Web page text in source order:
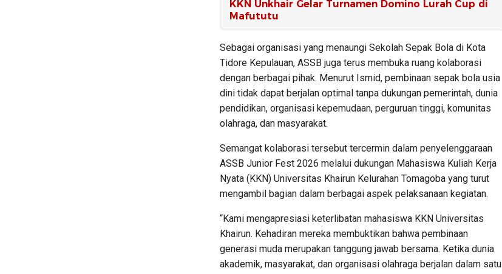
KKN Unkhair Gelar Turnamen Domino Lurah Cup di
Mafututu
Sebagai organisasi yang menaungi Sekolah Sepak Bola di Kota
Tidore Kepulauan, ASSB juga terus membuka ruang kolaborasi
dengan berbagai pihak. Menurut Ismid, pembinaan sepak bola usia
dini tidak dapat berjalan optimal tanpa dukungan pemerintah, dunia
pendidikan, organisasi kepemudaan, perguruan tinggi, komunitas
olahraga, dan masyarakat.
Semangat kolaborasi tersebut tercermin dalam penyelenggaraan
ASSB Junior Fest 2026 melalui dukungan Mahasiswa Kuliah Kerja
Nyata (KKN) Universitas Khairun Kelurahan Tomagoba yang turut
mengambil bagian dalam berbagai aspek pelaksanaan kegiatan.
“Kami mengapresiasi keterlibatan mahasiswa KKN Universitas
Khairun. Kehadiran mereka membuktikan bahwa pembinaan
generasi muda merupakan tanggung jawab bersama. Ketika dunia
akademik, masyarakat, dan organisasi olahraga berjalan dalam satu